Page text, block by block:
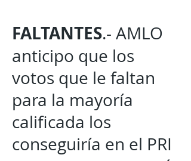
FALTANTES.- AMLO
anticipo que los
votos que le faltan
para la mayoría
calificada los
conseguiría en el PRI